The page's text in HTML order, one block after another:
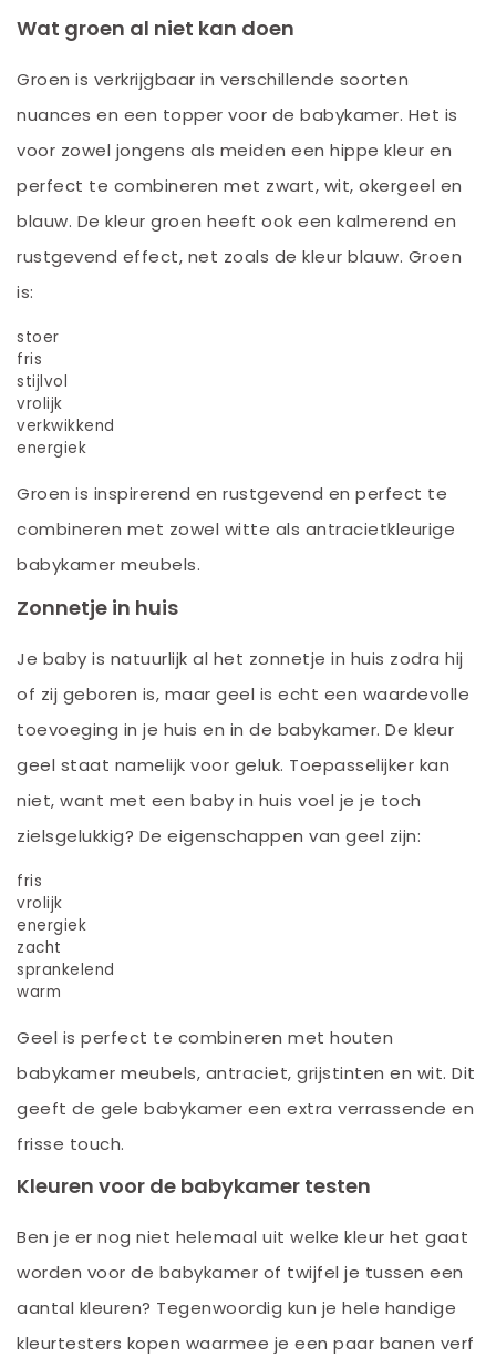
Wat groen al niet kan doen
Groen is verkrijgbaar in verschillende soorten
nuances en een topper voor de babykamer. Het is
voor zowel jongens als meiden een hippe kleur en
perfect te combineren met zwart, wit, okergeel en
blauw. De kleur groen heeft ook een kalmerend en
rustgevend effect, net zoals de kleur blauw. Groen
is:
stoer
fris
stijlvol
vrolijk
verkwikkend
energiek
Groen is inspirerend en rustgevend en perfect te
combineren met zowel witte als antracietkleurige
babykamer meubels.
Zonnetje in huis
Je baby is natuurlijk al het zonnetje in huis zodra hij
of zij geboren is, maar geel is echt een waardevolle
toevoeging in je huis en in de babykamer. De kleur
geel staat namelijk voor geluk. Toepasselijker kan
niet, want met een baby in huis voel je je toch
zielsgelukkig? De eigenschappen van geel zijn:
fris
vrolijk
energiek
zacht
sprankelend
warm
Geel is perfect te combineren met houten
babykamer meubels, antraciet, grijstinten en wit. Dit
geeft de gele babykamer een extra verrassende en
frisse touch.
Kleuren voor de babykamer testen
Ben je er nog niet helemaal uit welke kleur het gaat
worden voor de babykamer of twijfel je tussen een
aantal kleuren? Tegenwoordig kun je hele handige
kleurtesters kopen waarmee je een paar banen verf